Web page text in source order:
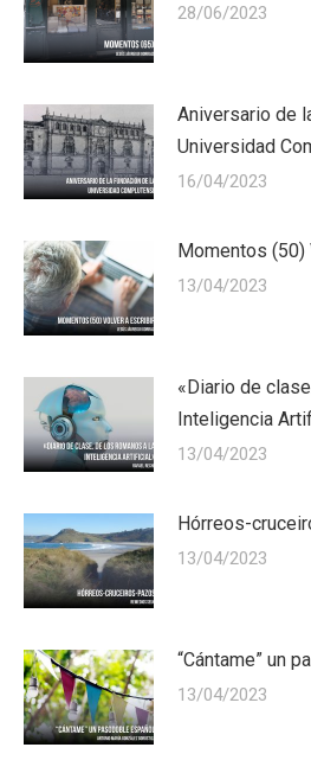
28/06/2023
Aniversario de
Universidad
16/04/2023
Momentos
13/04/2023
«Diario de
Inteligencia
13/04/2023
Hórreos-
13/04/2023
“Cántame” un
13/04/2023